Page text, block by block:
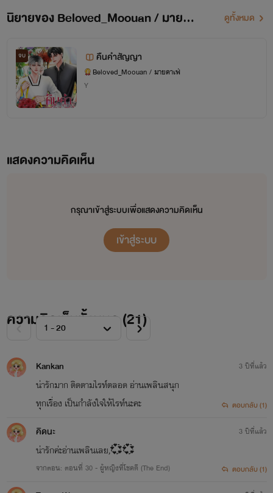
ไรต์อาจจะทิ้งช่วงผลงานแต่ละเรื่องค่อนข้างห่างกันหลายเดือน ด้วยปัจจัยหลาย ๆ อย่าง
ฝากติดตามกันด้วยนะคะ🫶🏻💚
นิยายของ Beloved_Moouan / มายคาเฟ่ ดูทั้งหมด
จบ คืนคำสัญญา
Beloved_Moouan / มายคาเฟ่
Y
แสดงความคิดเห็น
กรุณาเข้าสู่ระบบเพื่อแสดงความคิดเห็น
เข้าสู่ระบบ
ความคิดเห็นทั้งหมด (21)
Kankan
น่ารักมาก ติดตามไรท์ตลอด อ่านเพลินสนุก
ทุกเรื่อง เป็นกำลังใจให้ไรท์นะคะ
3 ปีที่แล้ว
ตอบกลับ (1)
คิดนะ
น่ารักค่ะอ่านเพลินเลย,💞💞
จากตอน: ตอนที่ 30 - ผู้หญิงที่โชคดี (The End)
3 ปีที่แล้ว
ตอบกลับ (1)